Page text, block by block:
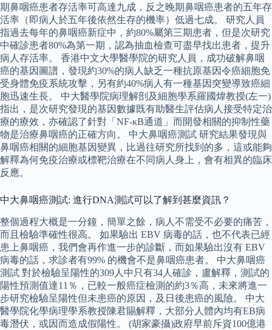
期鼻咽癌患者存活率可高達九成，反之晚期鼻咽癌患者的五年存
活率（即病人於五年後依然生存的機率）低過七成。 研究人員
指過去每年的鼻咽癌新症中，約80%屬第三期患者，但是次研究
中確診患者80%為第一期，認為抽血檢查可盡早找出患者，提升
病人存活率。 香港中文大學醫學院的研究人員，成功破解鼻咽
癌的基因圖譜，發現約30%的病人缺乏一種抗原基因令癌細胞免
受身體免疫系統攻擊，另有約40%病人有一種基因突變導致癌細
胞迅速生長。 中大醫學院病理解剖及細胞學系羅國煒教授(左一)
指出，是次研究發現的基因數據既有助醫生評估病人接受特定治
療的療效，亦確認了針對「NF-κB通道」而開發相關的抑制性藥
物是治療鼻咽癌的正確方向。 中大鼻咽癌測試 研究結果發現與
鼻咽癌相關的細胞基因變異，比過往研究所找到的多，這或能夠
解釋為何免疫治療或標靶治療在不同病人身上，會有相異的臨床
反應。
中大鼻咽癌測試: 進行DNA測試可以了解到甚麼資訊？
整個過程大概是一分鐘，簡單之餘，病人不需受不必要的痛苦，
而且檢驗準確性很高。 如果驗出 EBV 病毒的話，也不代表已經
患上鼻咽癌，我們會再作進一步的診斷，而如果驗出沒有 EBV
病毒的話，求診者有99% 的機會不是鼻咽癌患者。 中大鼻咽癌
測試 對於檢驗呈陽性的309人中只有34人確診，盧解釋，測試的
陽性預測值達11％，已較一般癌症檢測的約3％高，未來將進一
步研究檢驗呈陽性但未患癌的原因，及日後患癌的風險。 中大
醫學院化學病理學系教授陳君賜解釋，大部分人體內均有EB病
毒潛伏，或因而造成假陽性。 (胡家豪攝)政府早前斥資100億港